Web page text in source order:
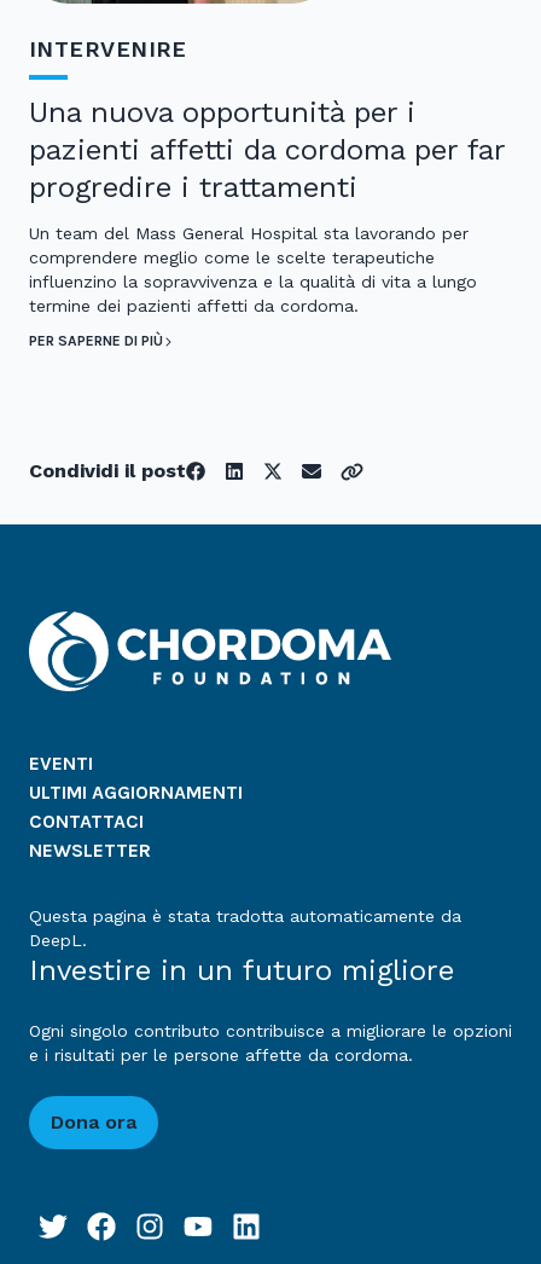
INTERVENIRE
Una nuova opportunità per i
pazienti affetti da cordoma per far
progredire i trattamenti
Un team del Mass General Hospital sta lavorando per
comprendere meglio come le scelte terapeutiche
influenzino la sopravvivenza e la qualità di vita a lungo
termine dei pazienti affetti da cordoma.
PER SAPERNE DI PIÙ
Condividi il post
EVENTI
ULTIMI AGGIORNAMENTI
CONTATTACI
NEWSLETTER
Questa pagina è stata tradotta automaticamente da
DeepL.
Investire in un futuro migliore
Ogni singolo contributo contribuisce a migliorare le opzioni
e i risultati per le persone affette da cordoma.
Dona ora